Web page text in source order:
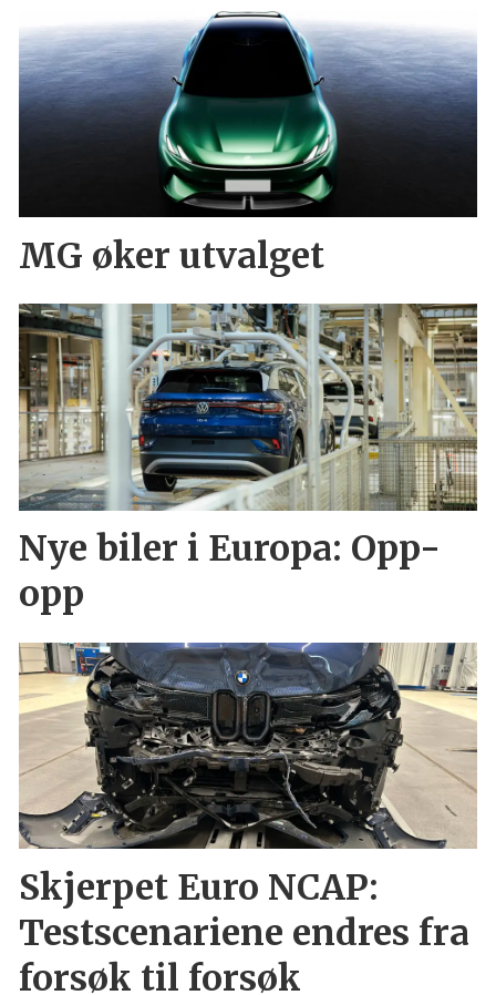
MG øker utvalget
Nye biler i Europa: Opp-
opp
Skjerpet Euro NCAP:
Testscenariene endres fra
forsøk til forsøk